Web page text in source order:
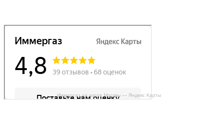
Иммергаз на карте Москвы — Яндекс Карты